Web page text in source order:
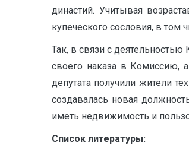
династий. Учитывая
купеческого сословия, в том
Так, в связи с
своего наказа в Комиссию,
депутата получили жители
создавалась новая
иметь недвижимость и
Список литературы: